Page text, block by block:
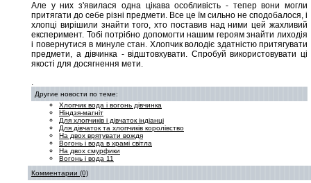
Але у них з'явилася одна цікава особливість - тепер вони могли
притягати до себе різні предмети. Все це їм сильно не сподобалося, і
хлопці вирішили знайти того, хто поставив над ними цей жахливий
експеримент. Тобі потрібно допомогти нашим героям знайти лиходія
і повернутися в минуле стан. Хлопчик володіє здатністю притягувати
предмети, а дівчинка - відштовхувати. Спробуй використовувати ці
якості для досягнення мети.
.
Другие новости по теме:
Хлопчик вода і вогонь дівчинка
Ніндзя-магніт
Для хлопчиків і дівчаток індіанці
Для дівчаток та хлопчиків королівство
На двох врятувати вождя
Вогонь і вода в храмі світла
На двох смурфики
Вогонь і вода 11
Комментарии (0)